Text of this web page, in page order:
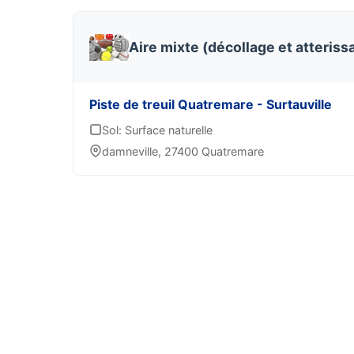
Aire mixte (décollage et
Piste de treuil Quatremare - Surtauville
Sol: Surface naturelle
damneville, 27400 Quatremare